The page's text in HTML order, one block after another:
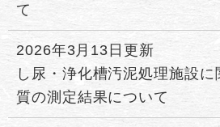
て
2026年3月13日更新
し尿・浄化槽汚泥処理施設
質の測定結果について